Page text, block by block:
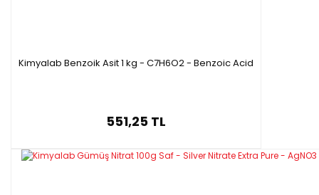
Kimyalab Benzoik Asit 1 kg - C7H6O2 - Benzoic Acid
551,25 TL